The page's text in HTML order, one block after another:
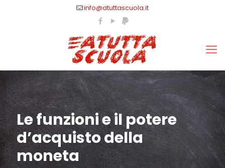
info@atuttascuola.it
Le funzioni e il potere
d’acquisto della
moneta